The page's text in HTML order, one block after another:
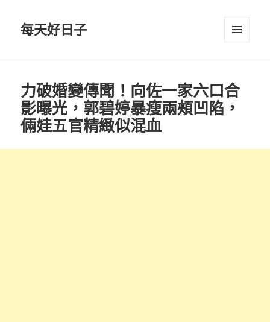
每天好日子
力破婚變傳聞！向佐一家六口合
影曝光，郭碧婷暴瘦兩頰凹陷，
倆娃五官精緻似混血